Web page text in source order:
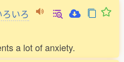
ろいろ
a lot of anxiety.